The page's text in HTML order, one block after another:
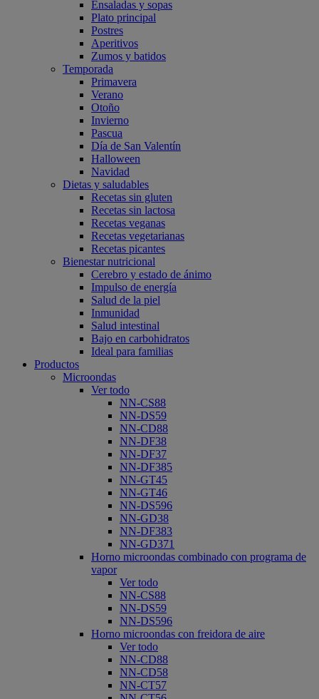
Ensaladas y sopas
Plato principal
Postres
Aperitivos
Zumos y batidos
Temporada
Primavera
Verano
Otoño
Invierno
Pascua
Día de San Valentín
Halloween
Navidad
Dietas y saludables
Recetas sin gluten
Recetas sin lactosa
Recetas veganas
Recetas vegetarianas
Recetas picantes
Bienestar nutricional
Cerebro y estado de ánimo
Impulso de energía
Salud de la piel
Inmunidad
Salud intestinal
Bajo en carbohidratos
Ideal para familias
Productos
Microondas
Ver todo
NN-CS88
NN-DS59
NN-CD88
NN-DF38
NN-DF37
NN-DF385
NN-GT45
NN-GT46
NN-DS596
NN-GD38
NN-DF383
NN-GD371
Horno microondas combinado con programa de
vapor
Ver todo
NN-CS88
NN-DS59
NN-DS596
Horno microondas con freidora de aire
Ver todo
NN-CD88
NN-CD58
NN-CT57